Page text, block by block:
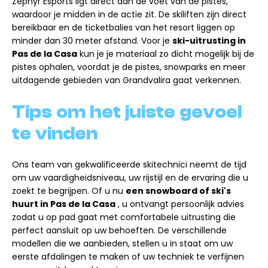
waardoor je midden in de actie zit. De skiliften zijn direct
bereikbaar en de ticketbalies van het resort liggen op
minder dan 30 meter afstand. Voor je ski-uitrusting in
Pas de la Casa kun je je materiaal zo dicht mogelijk bij de
pistes ophalen, voordat je de pistes, snowparks en meer
uitdagende gebieden van Grandvalira gaat verkennen.
Tips om het juiste gevoel
te vinden
Ons team van gekwalificeerde skitechnici neemt de tijd
om uw vaardigheidsniveau, uw rijstijl en de ervaring die u
zoekt te begrijpen. Of u nu een snowboard of ski's
huurt in Pas de la Casa , u ontvangt persoonlijk advies
zodat u op pad gaat met comfortabele uitrusting die
perfect aansluit op uw behoeften. De verschillende
modellen die we aanbieden, stellen u in staat om uw
eerste afdalingen te maken of uw techniek te verfijnen